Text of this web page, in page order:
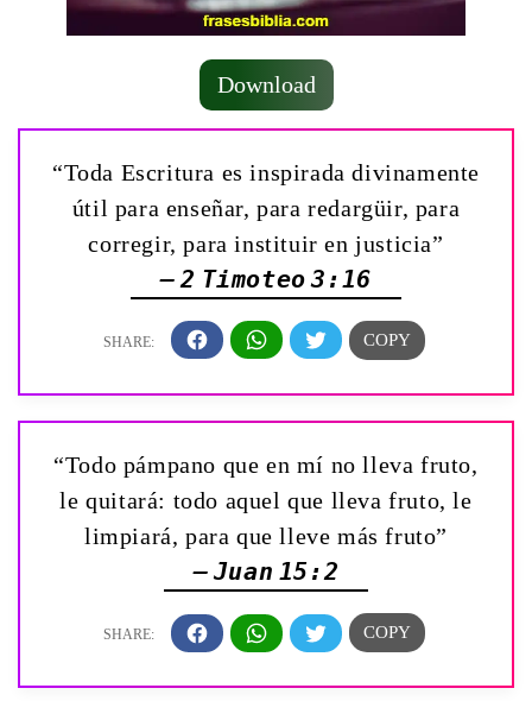
Download
“Toda Escritura es inspirada divinamente
útil para enseñar, para redargüir, para
corregir, para instituir en justicia”
— 2 Timoteo 3:16
“Todo pámpano que en mí no lleva fruto,
le quitará: todo aquel que lleva fruto, le
limpiará, para que lleve más fruto”
— Juan 15:2